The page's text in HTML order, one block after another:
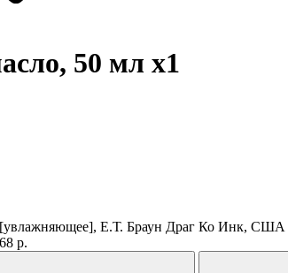
50 мл x1
[увлажняющее], Е.Т. Браун Драг Ко Инк, США
р.